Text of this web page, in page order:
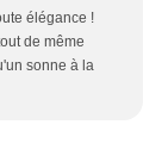
élégance !
de même
sonne à la